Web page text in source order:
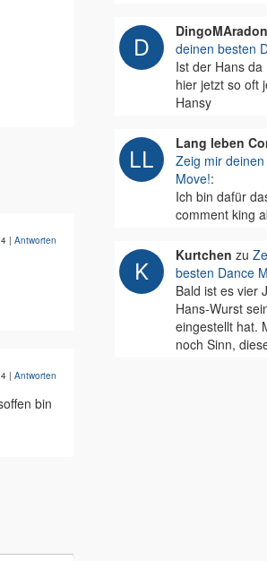
| Antworten
| Antworten
bin
deinen besten
Ist der Hans
hier jetzt so oft
Hansy
Lang leben
Zeig mir
Move!:
Ich bin dafür
comment king
Kurtchen zu
besten Dance
Bald ist es vier
Hans-Wurst
eingestellt hat.
noch Sinn,